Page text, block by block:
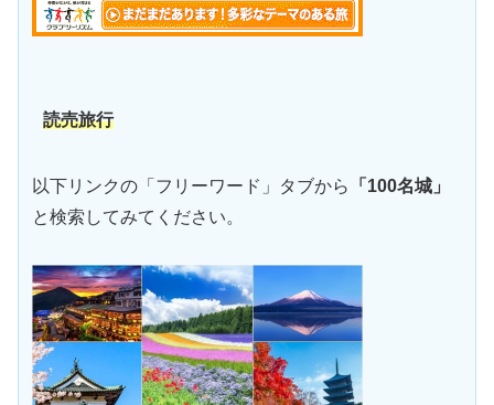
読売旅行
以下リンクの「フリーワード」タブから
「100名城」
と検索してみてください。